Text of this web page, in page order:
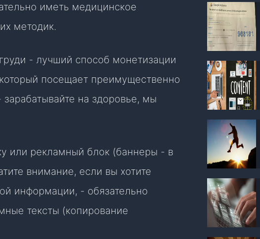
иметь медицинское
методик.
- лучший способ монетизации
посещает преимущественно
на здоровье, мы
или рекламный блок (баннеры - в
внимание, если вы хотите
информации, - обязательно
тексты (копирование